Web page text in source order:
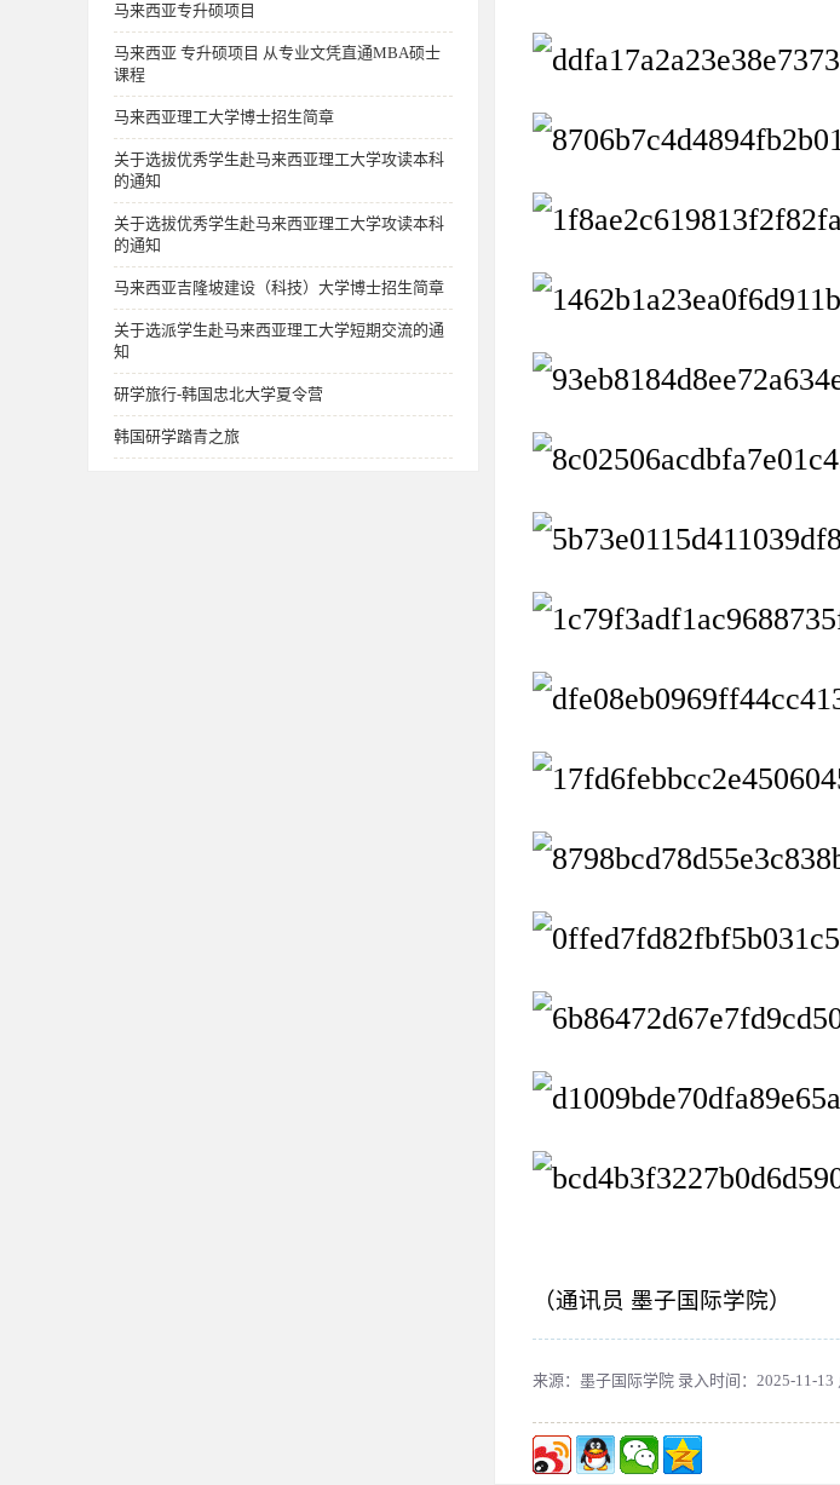
马来西亚专升硕项目
马来西亚 专升硕项目 从专业文凭直通MBA硕士
课程
马来西亚理工大学博士招生简章
关于选拔优秀学生赴马来西亚理工大学攻读本科
的通知
关于选拔优秀学生赴马来西亚理工大学攻读本科
的通知
马来西亚吉隆坡建设（科技）大学博士招生简章
关于选派学生赴马来西亚理工大学短期交流的通
知
研学旅行-韩国忠北大学夏令营
韩国研学踏青之旅
（通讯员 墨子国际学院）
来源：墨子国际学院 录入时间：2025-11-13